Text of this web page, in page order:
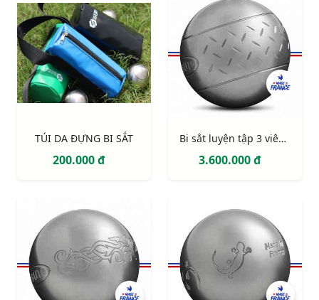
TÚI DA ĐỰNG BI SẮT
200.000 đ
Bi sắt luyện tập 3 viên Obut Chevron
3.600.000 đ